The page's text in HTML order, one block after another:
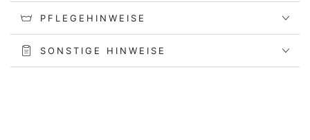
PFLEGEHINWEISE
SONSTIGE HINWEISE